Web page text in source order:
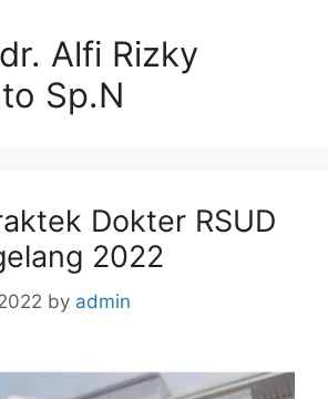
Alfi Rizky
Sp.N
Dokter RSUD
2022
by admin